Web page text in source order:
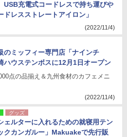
USB充電式コードレスで持ち運びや
ドレスストレートアイロン」
(2022/11/4)
のミッフィー専門店「ナインチ
ハウステンボスに12月1日オープン
点の品揃え＆九州食材のカフェメニ
(2022/11/4)
グッズ
ェルターに入れるための就寝用テン
クカンガルー」Makuakeで先行販